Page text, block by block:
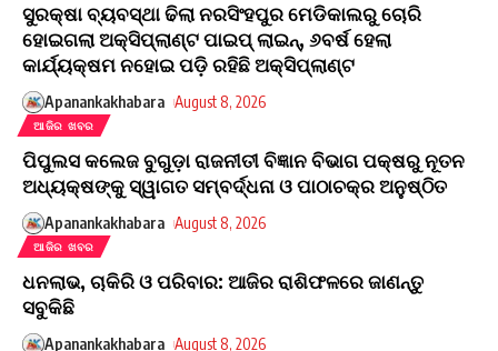
ସୁରକ୍ଷା ବ୍ୟବସ୍ଥା ଢିଲା ନରସିଂହପୁର ମେଡିକାଲରୁ ଚୋରି
ହୋଇଗଲା ଅକ୍ସିପ୍ଲାଣ୍ଟ ପାଇପ୍ ଲାଇନ୍, ୬ବର୍ଷ ହେଲା
କାର୍ଯ୍ୟକ୍ଷମ ନହୋଇ ପଡ଼ି ରହିଛି ଅକ୍ସିପ୍ଲାଣ୍ଟ
Apanankakhabara August 8, 2026
ଆଜିର ଖବର
ପିପୁଲସ କଲେଜ ବୁଗୁଡ଼ା ରାଜନୀତୀ ବିଜ୍ଞାନ ବିଭାଗ ପକ୍ଷରୁ ନୂତନ
ଅଧ୍ୟକ୍ଷଙ୍କୁ ସ୍ୱାଗତ ସମ୍ବର୍ଦ୍ଧନା ଓ ପାଠାଚକ୍ର ଅନୁଷ୍ଠିତ
Apanankakhabara August 8, 2026
ଆଜିର ଖବର
ଧନଲାଭ, ଚାକିରି ଓ ପରିବାର: ଆଜିର ରାଶିଫଳରେ ଜାଣନ୍ତୁ
ସବୁକିଛି
Apanankakhabara August 8, 2026